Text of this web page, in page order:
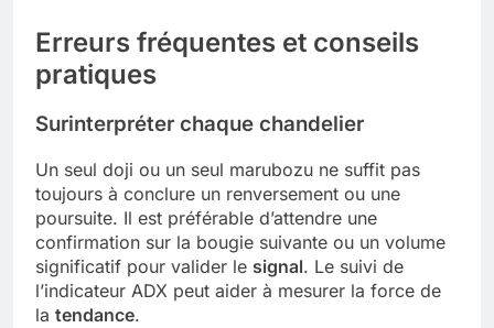
Erreurs fréquentes et conseils
pratiques
Surinterpréter chaque chandelier
Un seul doji ou un seul marubozu ne suffit pas
toujours à conclure un renversement ou une
poursuite. Il est préférable d’attendre une
confirmation sur la bougie suivante ou un volume
significatif pour valider le signal. Le suivi de
l’indicateur ADX peut aider à mesurer la force de
la tendance.